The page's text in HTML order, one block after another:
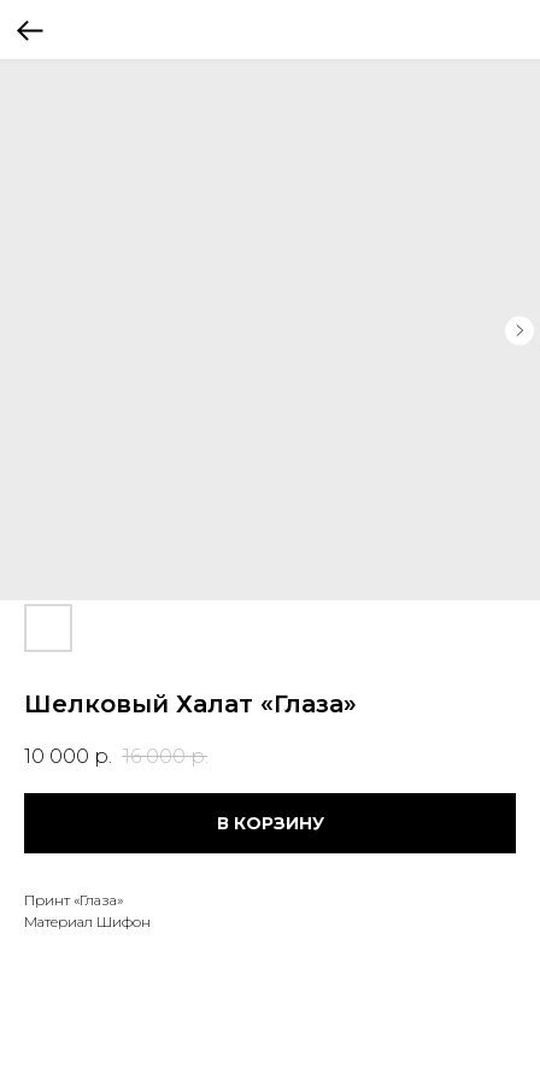
Шелковый Халат «Глаза»
10 000 р. 16 000 р.
В КОРЗИНУ
Принт «Глаза»
Материал Шифон